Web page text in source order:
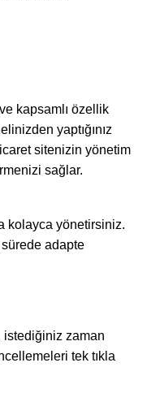
kapsamlı özellik
yaptığınız
sitenizin yönetim
sağlar.
kolayca yönetirsiniz.
sürede adapte
zaman
tek tıkla